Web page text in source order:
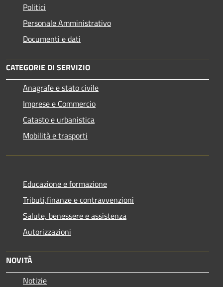
Politici
Personale Amministrativo
Documenti e dati
CATEGORIE DI SERVIZIO
Anagrafe e stato civile
Imprese e Commercio
Catasto e urbanistica
Mobilità e trasporti
Educazione e formazione
Tributi,finanze e contravvenzioni
Salute, benessere e assistenza
Autorizzazioni
NOVITÀ
Notizie